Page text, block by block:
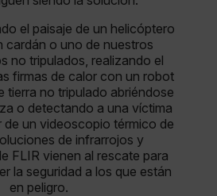
el paisaje de un helicóptero
cardán o uno de nuestros
no tripulados, realizando el
firmas de calor con un robot
tierra no tripulado abriéndose
o detectando a una víctima
de un videoscopio térmico de
de infrarrojos y
FLIR vienen al rescate para
la seguridad a los que están
en peligro.